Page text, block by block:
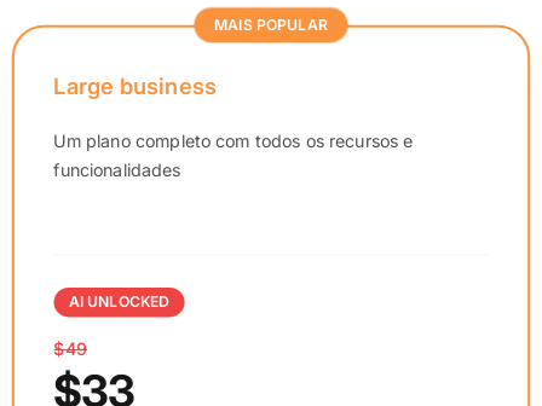
MAIS POPULAR
Large business
Um plano completo com todos os recursos e
funcionalidades
AI UNLOCKED
$49
$33